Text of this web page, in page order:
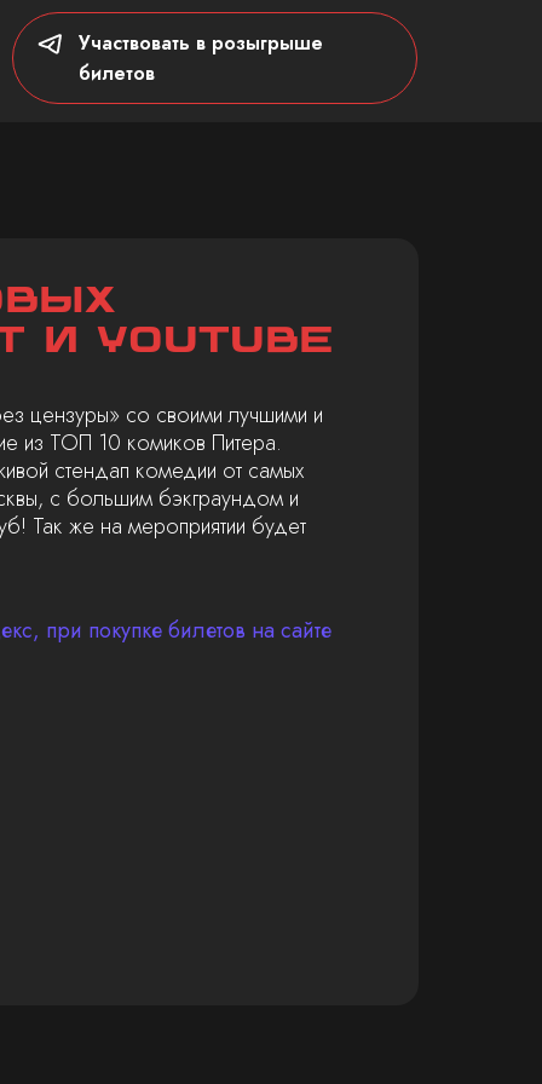
Участвовать в розыгрыше
билетов
и Youtube
цензуры» со своими лучшими и
из ТОП 10 комиков Питера.
стендап комедии от самых
с большим бэкграундом и
Так же на мероприятии будет
при покупке билетов на сайте